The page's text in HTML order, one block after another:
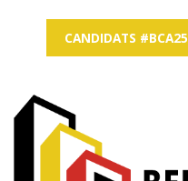
CANDIDATS #BCA25